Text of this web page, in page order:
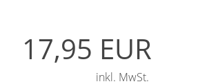
17,95 EUR
inkl. MwSt.